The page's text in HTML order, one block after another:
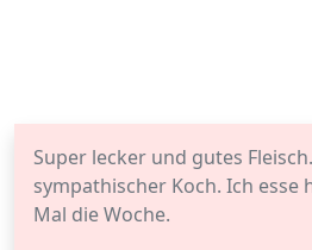
Super lecker und gutes
sympathischer Koch. Ich esse
Mal die Woche.